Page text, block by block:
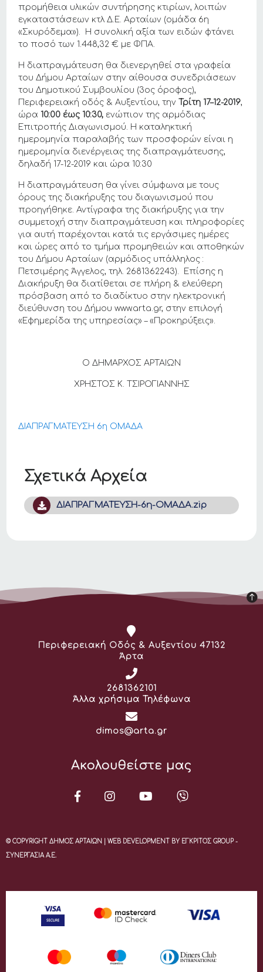
Σχετικά Αρχεία
ΔΙΑΠΡΑΓΜΑΤΕΥΣΗ-6η-ΟΜΑΔΑ.zip
προμήθεια υλικών συντήρησης κτιρίων, λοιπών
εγκαταστάσεων κτλ Δ.Ε. Αρταίων (ομάδα 6η
«Σκυρόδεμα»). Η συνολική αξία των ειδών φτάνει
το ποσό των 1.448,32 € με ΦΠΑ.
Η διαπραγμάτευση θα διενεργηθεί στα γραφεία
του Δήμου Αρταίων στην αίθουσα συνεδριάσεων
του Δημοτικού Συμβουλίου (3ος όροφος),
Περιφερειακή οδός & Αυξεντίου, την Τρίτη 17–12-2019,
ώρα 10:00 έως 10:30, ενώπιον της αρμόδιας
Επιτροπής Διαγωνισμού. Η καταληκτική
ημερομηνία παραλαβής των προσφορών είναι η
ημερομηνία διενέργειας της διαπραγμάτευσης,
δηλαδή 17-12-2019 και ώρα 10:30
Η διαπραγμάτευση θα γίνει σύμφωνα με τους
όρους της διακήρυξης του διαγωνισμού που
προηγήθηκε. Αντίγραφα της διακήρυξης για την
συμμετοχή στην διαπραγμάτευση και πληροφορίες
για αυτή παρέχονται κατά τις εργάσιμες ημέρες
και ώρες από το τμήμα προμηθειών και αποθηκών
του Δήμου Αρταίων (αρμόδιος υπάλληλος :
Πετσιμέρης Άγγελος, τηλ. 2681362243). Επίσης η
Διακήρυξη θα διατίθεται σε πλήρη & ελεύθερη
πρόσβαση από το διαδίκτυο στην ηλεκτρονική
διεύθυνση του Δήμου www.arta.gr, στην επιλογή
«Εφημερίδα της υπηρεσίας» – «Προκηρύξεις».
Ο ΔΗΜΑΡΧΟΣ ΑΡΤΑΙΩΝ
ΧΡΗΣΤΟΣ Κ. ΤΣΙΡΟΓΙΑΝΝΗΣ
ΔΙΑΠΡΑΓΜΑΤΕΥΣΗ 6η ΟΜΑΔΑ
Διεύθυνση:
Περιφερειακή Οδός & Αυξεντίου 47132
Άρτα
Τηλέφωνο:
2681362101
Άλλα χρήσιμα Τηλέφωνα
Email:
dimos@arta.gr
Ακολουθείστε μας
© COPYRIGHT ΔΗΜΟΣ ΑΡΤΑΙΩΝ | WEB DEVELOPMENT BY ΕΓΚΡΙΤΟΣ GROUP -
ΣΥΝΕΡΓΑΣΙΑ Α.Ε.